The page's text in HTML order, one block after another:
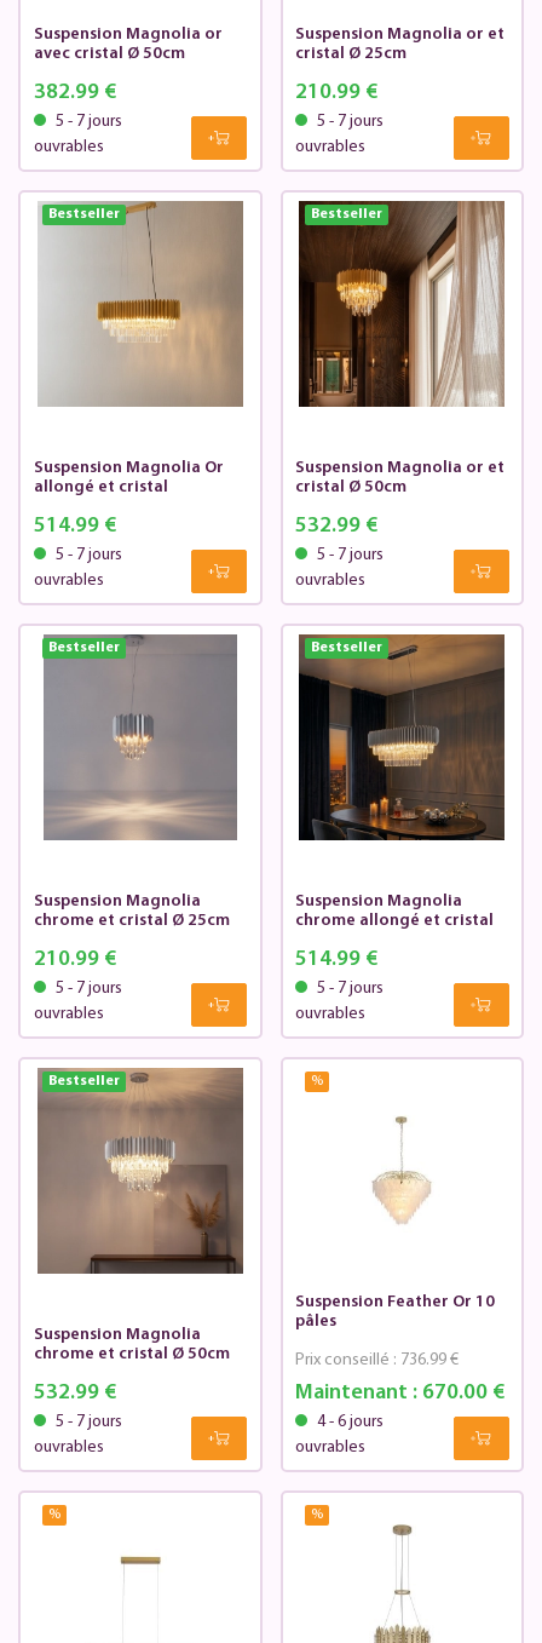
Suspension Magnolia or
avec cristal Ø 50cm
382.99 €
5 - 7 jours
ouvrables
Suspension Magnolia or et
cristal Ø 25cm
210.99 €
5 - 7 jours
ouvrables
Bestseller
Suspension Magnolia Or
allongé et cristal
514.99 €
5 - 7 jours
ouvrables
Bestseller
Suspension Magnolia or et
cristal Ø 50cm
532.99 €
5 - 7 jours
ouvrables
Bestseller
Suspension Magnolia
chrome et cristal Ø 25cm
210.99 €
5 - 7 jours
ouvrables
Bestseller
Suspension Magnolia
chrome allongé et cristal
514.99 €
5 - 7 jours
ouvrables
Bestseller
Suspension Magnolia
chrome et cristal Ø 50cm
532.99 €
5 - 7 jours
ouvrables
%
Suspension Feather Or 10
pâles
Maintenant : 670.00 €
Prix conseillé : 736.99 €
4 - 6 jours
ouvrables
% %